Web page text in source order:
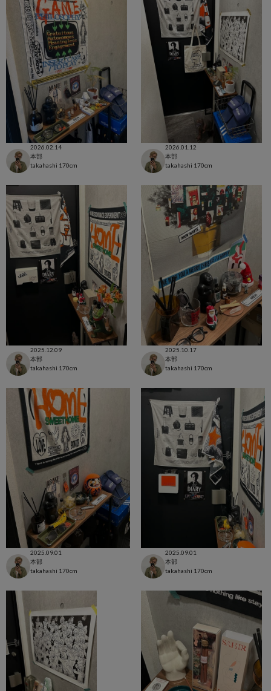
2026.02.14
本部
takahashi 170cm
2026.01.12
本部
takahashi 170cm
2025.12.09
本部
takahashi 170cm
2025.10.17
本部
takahashi 170cm
2025.09.01
本部
takahashi 170cm
2025.09.01
本部
takahashi 170cm